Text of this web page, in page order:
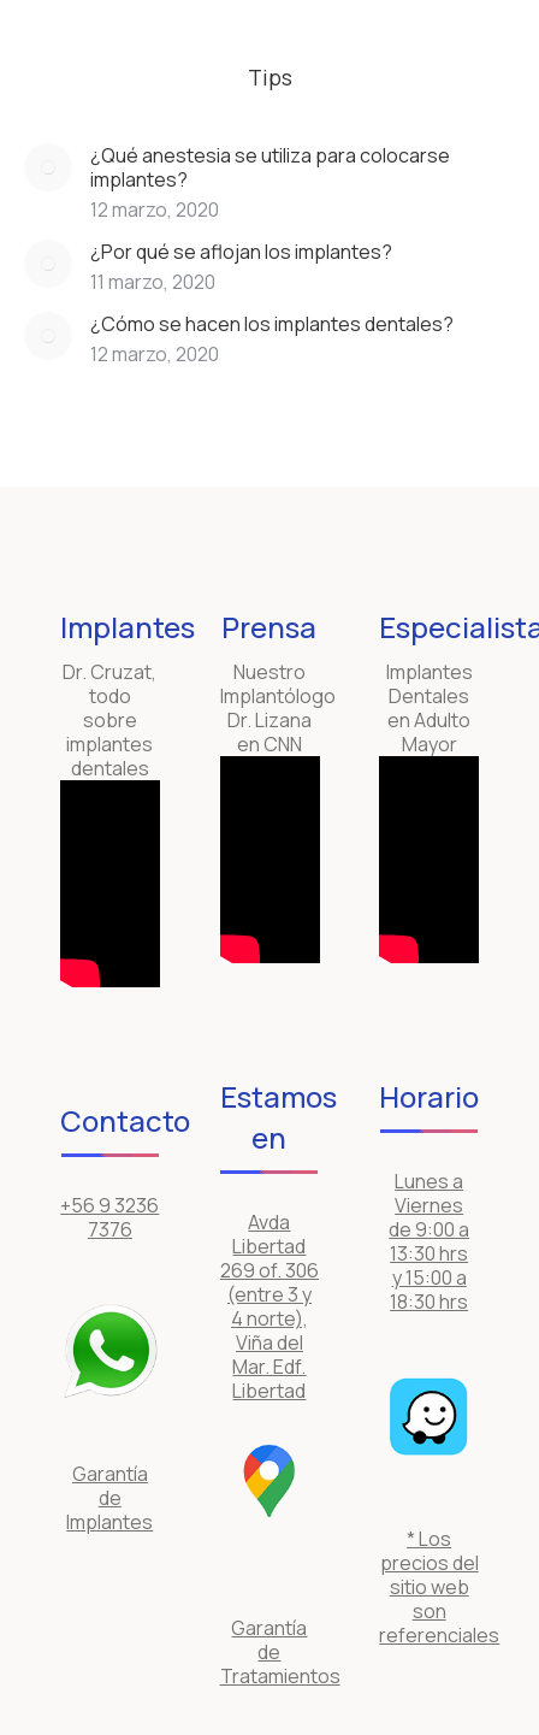
Tips
¿Qué anestesia se utiliza para colocarse
implantes?
12 marzo, 2020
¿Por qué se aflojan los implantes?
11 marzo, 2020
¿Cómo se hacen los implantes dentales?
12 marzo, 2020
Implantes
Dr. Cruzat,
todo
sobre
implantes
dentales
Contacto
+56 9 3236
7376
Garantía
de
Implantes
Prensa
Nuestro
Implantólogo
Dr. Lizana
en CNN
Estamos
en
Avda
Libertad
269 of. 306
(entre 3 y
4 norte),
Viña del
Mar. Edf.
Libertad
Garantía
de
Tratamientos
Implantes
Dentales
en Adulto
Mayor
Horario
Lunes a
Viernes
de 9:00 a
13:30 hrs
y 15:00 a
18:30 hrs
* Los
precios del
sitio web
son
referenciales